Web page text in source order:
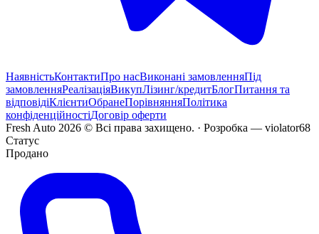
НаявністьКонтактиПро насВиконані замовленняПід
замовленняРеалізаціяВикупЛізинг/кредитБлогПитання та
відповідіКлієнтиОбранеПорівнянняПолітика
конфіденційностіДоговір оферти
Fresh Auto 2026 © Всі права захищено. · Розробка — violator68
Статус
Продано